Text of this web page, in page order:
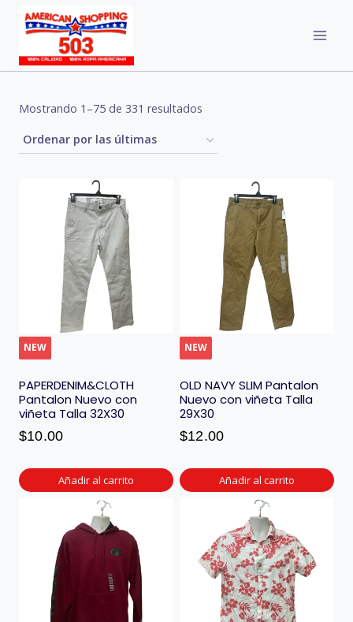
content
Mostrando 1–75 de 331 resultados
latest
NEW
PAPERDENIM&CLOTH
Pantalon Nuevo con
viñeta Talla 32X30
$10.00
Añadir al carrito
NEW
OLD NAVY SLIM Pantalon
Nuevo con viñeta Talla
29X30
$12.00
Añadir al carrito